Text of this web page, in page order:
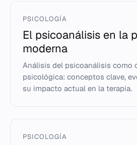
PSICOLOGÍA
El psicoanálisis en la
moderna
Análisis del psicoanálisis como
psicológica: conceptos clave,
su impacto actual en la terapia.
PSICOLOGÍA